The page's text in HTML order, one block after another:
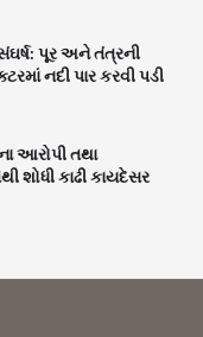
પૂર અને તંત્રની
નદી પાર કરવી પડી
આરોપી તથા
શોધી કાઢી કાયદેસર